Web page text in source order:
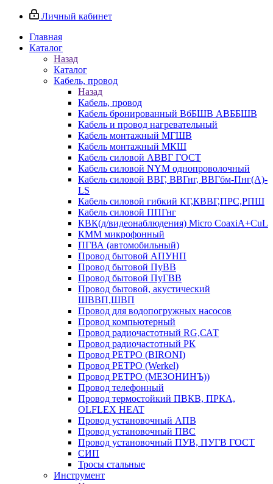
Личный кабинет
Главная
Каталог
Назад
Каталог
Кабель, провод
Назад
Кабель, провод
Кабель бронированный ВбБШВ АВББШВ
Кабель и провод нагревательный
Кабель монтажный МГШВ
Кабель монтажный МКШ
Кабель силовой АВВГ ГОСТ
Кабель силовой NYM однопроволочный
Кабель силовой ВВГ, ВВГнг, ВВГбм-Пнг(А)-
LS
Кабель силовой гибкий КГ,КВВГ,ПРС,РПШ
Кабель силовой ППГнг
КВК(д/видеонаблюдения) Micro CoaxiA+CuL
КММ микрофонный
ПГВА (автомобильный)
Провод бытовой АПУНП
Провод бытовой ПуВВ
Провод бытовой ПуГВВ
Провод бытовой, акустический
ШВВП,ШВП
Провод для водопогружных насосов
Провод компьютерный
Провод радиочастотный RG,САТ
Провод радиочастотный РК
Провод РЕТРО (BIRONI)
Провод РЕТРО (Werkel)
Провод РЕТРО (МЕЗОНИНЪ))
Провод телефонный
Провод термостойкий ПВКВ, ПРКА,
OLFLEX HEAT
Провод установочный АПВ
Провод установочный ПВС
Провод установочный ПУВ, ПУГВ ГОСТ
СИП
Тросы стальные
Инструмент